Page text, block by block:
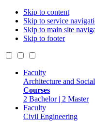
Skip to content
Skip to service
Skip to main site
Skip to footer
Faculty
Architecture and
Courses
2 Bachelor | 2 Master
Faculty
Civil Engineering